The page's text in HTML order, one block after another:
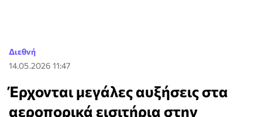
Διεθνή
14.05.2026 11:47
Έρχονται μεγάλες αυξήσεις στα
αεροπορικά εισιτήρια στην